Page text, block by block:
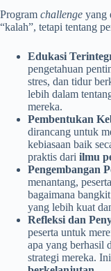
Program challenge yang
“kalah”, tetapi tentang
Edukasi
pengetahuan
stres, dan tidur
lebih dalam
mereka.
Pembentukan
dirancang untuk
kebiasaan baik
praktis dari ilmu
Pengembangan
menantang,
bagaimana
yang lebih kuat
Refleksi dan
peserta untuk
apa yang berhasil
strategi mereka.